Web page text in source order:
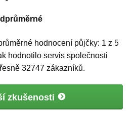
hodnocení půjčky: 1 z 5
hodnotilo servis společnosti
32747 zákazníků.
zkušenosti